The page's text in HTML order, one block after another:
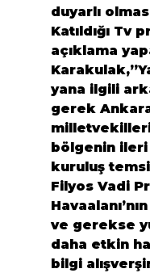
duyarlı
Katıldığı Tv
açıklama
yana ilgili
gerek
bölgenin
kuruluş
Filyos Vadi
ve gerekse
daha etkin
bilgi